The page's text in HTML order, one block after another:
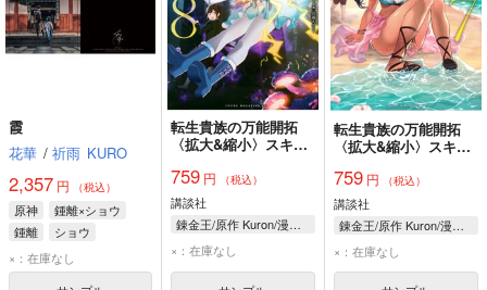
霞
花華 / 祈雨 KURO
2,357 円 （税込）
原神
鍾離×ショウ
鍾離
ショウ
×：在庫なし
転生貴族の万能開拓
〈拡大&縮小〉スキル
地になりました 8
759 円 （税込）
講談社
錬金王/原作 Kuron/漫画 るれくちぇ/構成 成瀬ちさと/キャラクター原案
×：在庫なし
転生貴族の万能開拓
〈拡大&縮小〉スキル
地になりました 7
759円 （税込）
講談社
錬金王/原作 Kuron/漫画 るれくちぇ/構成 成瀬ちさと/キャラクター原案
×：在庫なし